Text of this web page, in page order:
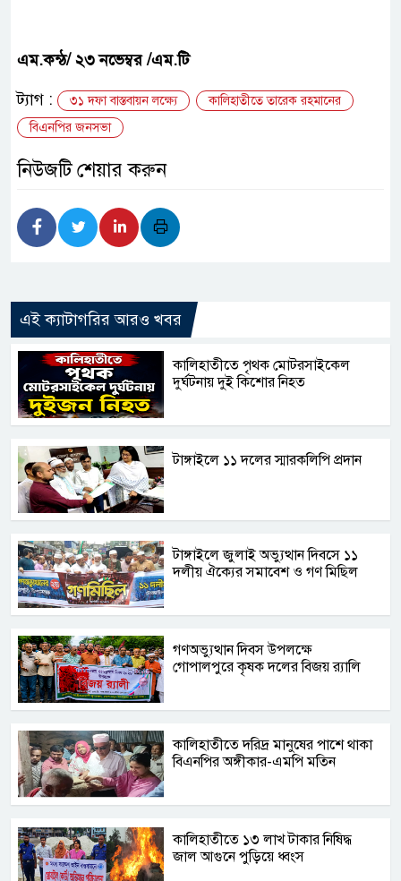
এম.কন্ঠ/ ২৩ নভেম্বর /এম.টি
ট্যাগ :
৩১ দফা বাস্তবায়ন লক্ষ্যে
কালিহাতীতে তারেক রহমানের
বিএনপির জনসভা
নিউজটি শেয়ার করুন
এই ক্যাটাগরির আরও খবর
কালিহাতীতে পৃথক মোটরসাইকেল
দুর্ঘটনায় দুই কিশোর নিহত
টাঙ্গাইলে ১১ দলের স্মারকলিপি প্রদান
টাঙ্গাইলে জুলাই অভ্যুত্থান দিবসে ১১
দলীয় ঐক্যের সমাবেশ ও গণ মিছিল
গণঅভ্যুত্থান দিবস উপলক্ষে
গোপালপুরে কৃষক দলের বিজয় র‍্যালি
কালিহাতীতে দরিদ্র মানুষের পাশে থাকা
বিএনপির অঙ্গীকার-এমপি মতিন
কালিহাতীতে ১৩ লাখ টাকার নিষিদ্ধ
জাল আগুনে পুড়িয়ে ধ্বংস